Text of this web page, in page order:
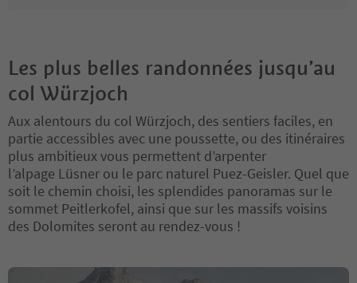
Les plus belles randonnées jusqu’au
col Würzjoch
Aux alentours du col Würzjoch, des sentiers faciles, en
partie accessibles avec une poussette, ou des itinéraires
plus ambitieux vous permettent d’arpenter
l’alpage Lüsner ou le parc naturel Puez-Geisler. Quel que
soit le chemin choisi, les splendides panoramas sur le
sommet Peitlerkofel, ainsi que sur les massifs voisins
des Dolomites seront au rendez-vous !